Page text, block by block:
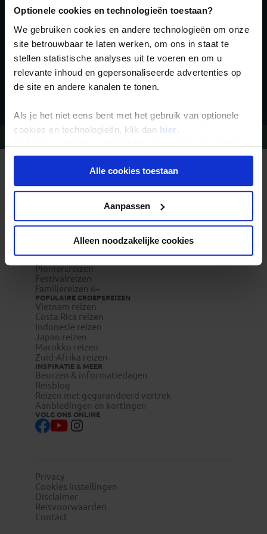
Optionele cookies en technologieën toestaan?
We gebruiken cookies en andere technologieën om onze
site betrouwbaar te laten werken, om ons in staat te
stellen statistische analyses uit te voeren en om u
relevante inhoud en gepersonaliseerde advertenties op
de site en andere kanalen te tonen.
Als je het niet eens bent met het gebruik van optionele
cookies en technologieën, klik dan hier .
Je kunt je selectie in de instellingen aanpassen of deze
onder aan de pagina op elk gewenst moment voor de
toekomst wijzigen.Alle cookies toestaan
Aanpassen
Alleen noodzakelijke cookies
Inschrijven
Vragen?
REIZEN MET KONING AAP
Bestemmingen
Veelgestelde vragen
Reisdocumenten aanvragen
Reisverzekeringen
Groepsreizen
Pioniersreizen
Festivalreizen
Familiereizen 6+
POPULAIRE GROEPSREIZEN
Vietnam reizen
Costa Rica reizen
Indonesie reizen
Japan reizen
Marokko reizen
Zuid-Afrika reizen
INSPIRATIE & MEER
Beurzen & informatiedagen
Reisblog
Reizen met gegarandeerd vertrek
Aanbiedingen en kortingen
VOLG ONS ONLINE
Privacy
Cookies instellingen
Disclaimer
Reisvoorwaarden
Contact